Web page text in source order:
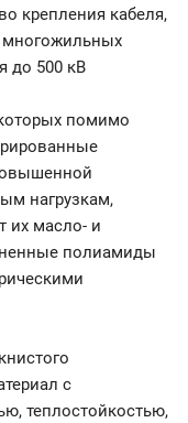
крепления кабеля,
многожильных
до 500 кВ
помимо
нагрузкам,
их масло- и
полиамиды
с
теплостойкостью,